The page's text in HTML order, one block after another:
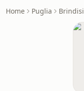
Home Puglia Brindisi